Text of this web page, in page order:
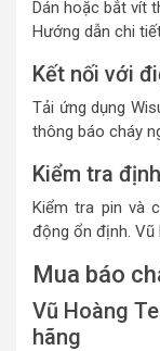
Dán hoặc bắt vít
Hướng dẫn chi
Kết nối với
Tải ứng dụng
thông báo cháy
Kiểm tra
Kiểm tra pin và
động ổn định. Vũ
Mua báo
Vũ Hoàng
hãng